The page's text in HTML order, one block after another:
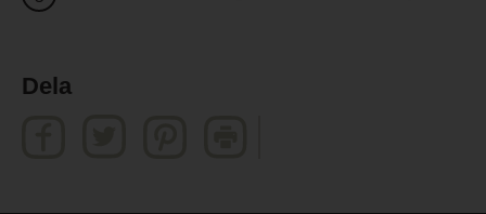
Dela